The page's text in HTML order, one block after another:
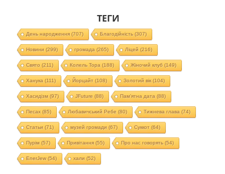
ТЕГИ
День народження(707) Благодійність (307)
Новини (299) громада (265) Ліцей (216)
Свято (211) Колель Тора (188) Жіночий клуб (149)
Ханука (111) Йорцайт (108) Золотий вік(104)
Хасидізм (97) JFuture (88) Пам'ятна дата (88)
Песах(85) Любавичський Ребе (80) Тижнева глава (74)
Статьи (71) музей громади (67) Суккот (64)
Пурім (57) Привітання(55) Про нас говорять (54)
EnerJew(54) хали (52)